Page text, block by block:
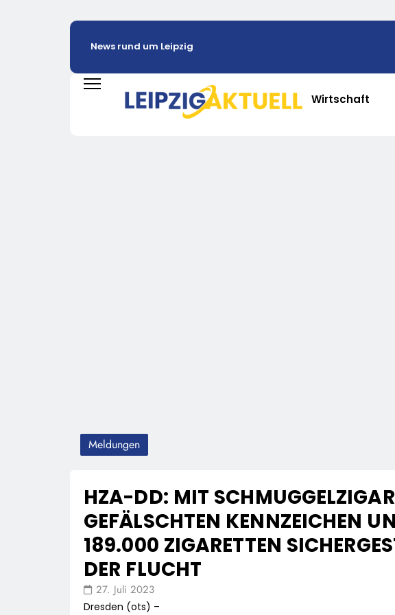
News rund um Leipzig
Wirtschaft
Meldungen
HZA-DD: MIT
GEFÄLSCHTEN KENNZEICHEN
189.000 ZIGARETTEN
DER FLUCHT
27. Juli 2023
Dresden (ots) –